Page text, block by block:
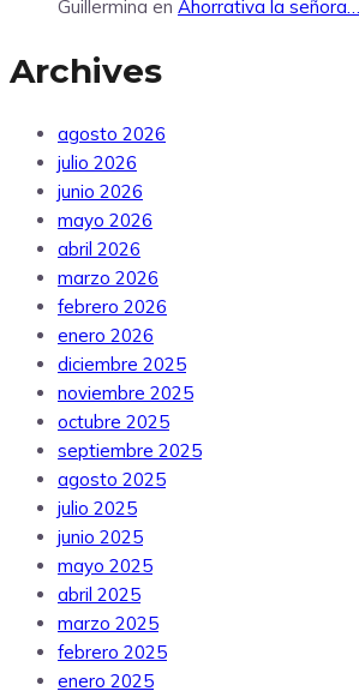
Guillermina en Ahorrativa la
Archives
agosto 2026
julio 2026
junio 2026
mayo 2026
abril 2026
marzo 2026
febrero 2026
enero 2026
diciembre 2025
noviembre 2025
octubre 2025
septiembre 2025
agosto 2025
julio 2025
junio 2025
mayo 2025
abril 2025
marzo 2025
febrero 2025
enero 2025